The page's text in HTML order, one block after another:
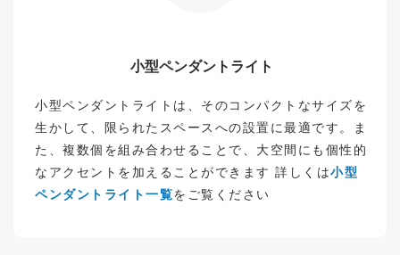
小型ペンダントライト
小型ペンダントライトは、そのコンパクトなサイズを
生かして、限られたスペースへの設置に最適です。ま
た、複数個を組み合わせることで、大空間にも個性的
なアクセントを加えることができます 詳しくは小型
ペンダントライト一覧をご覧ください